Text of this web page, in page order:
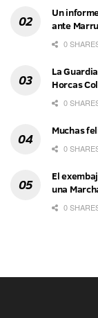
Un
ante
0
La
Horcas
0
Muchas
0
El
una
0